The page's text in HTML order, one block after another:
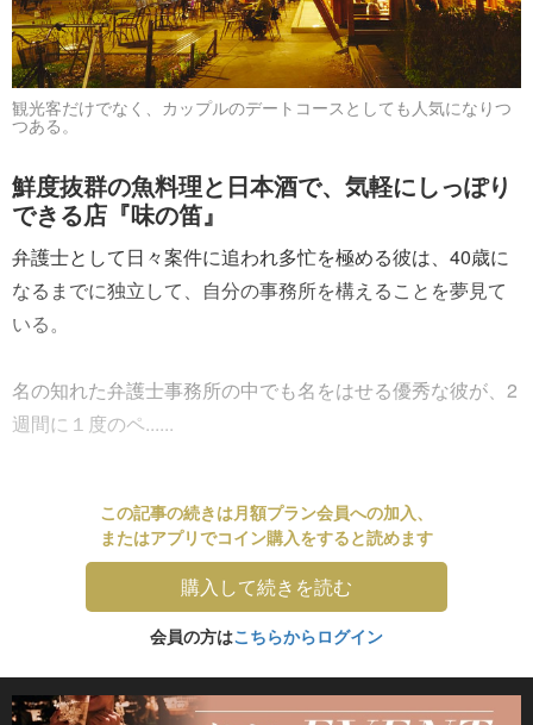
観光客だけでなく、カップルのデートコースとしても人気になりつ
つある。
鮮度抜群の魚料理と日本酒で、気軽にしっぽり
できる店『味の笛』
弁護士として日々案件に追われ多忙を極める彼は、40歳に
なるまでに独立して、自分の事務所を構えることを夢見て
いる。
名の知れた弁護士事務所の中でも名をはせる優秀な彼が、2
週間に１度のペ......
この記事の続きは月額プラン会員への加入、
またはアプリでコイン購入をすると読めます
購入して続きを読む
会員の方はこちらからログイン